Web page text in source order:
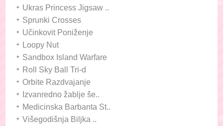
Ukras Princess Jigsaw ..
Sprunki Crosses
Učinkovit Poniženje
Loopy Nut
Sandbox Island Warfare
Roll Sky Ball Tri-d
Orbite Razdvajanje
Izvanredno žablje še..
Medicinska Barbanta St..
Višegodišnja Biljka ..